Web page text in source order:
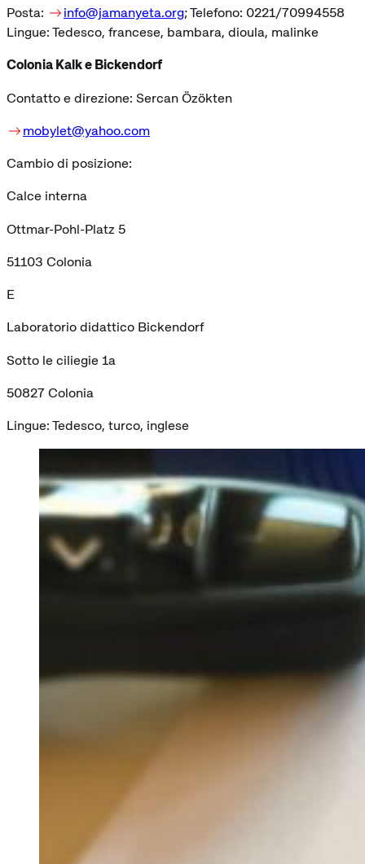
Posta:
info@jamanyeta.org; Telefono: 0221/70994558
Lingue: Tedesco, francese, bambara, dioula, malinke
Colonia Kalk e Bickendorf
Contatto e direzione: Sercan Özökten
mobylet@yahoo.com
Cambio di posizione:
Calce interna
Ottmar-Pohl-Platz 5
51103 Colonia
E
Laboratorio didattico Bickendorf
Sotto le ciliegie 1a
50827 Colonia
Lingue: Tedesco, turco, inglese